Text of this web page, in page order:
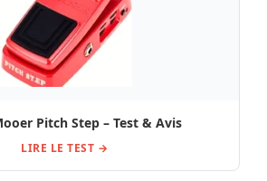
Pitch Step – Test & Avis
LIRE LE TEST →